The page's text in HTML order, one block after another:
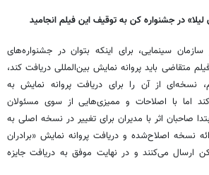
در جشنواره کن به توقیف این فیلم انجامید
سینمایی، برای اینکه بتوان در جشنواره‌های
متقاضی باید پروانه نمایش بین‌المللی دریافت کند،
نسخه‌ای از آن را برای دریافت پروانه نمایش به
اما با اصلاحات و ممیزی‌هایی از سوی مسئولان
صاحبان اثر با مدیران برای تغییر در نسخه اصلی به
نسخه اصلاح‌شده و دریافت پروانه نمایش «برادران
کن ارسال می‌کنند و در نهایت موفق به دریافت جایزه